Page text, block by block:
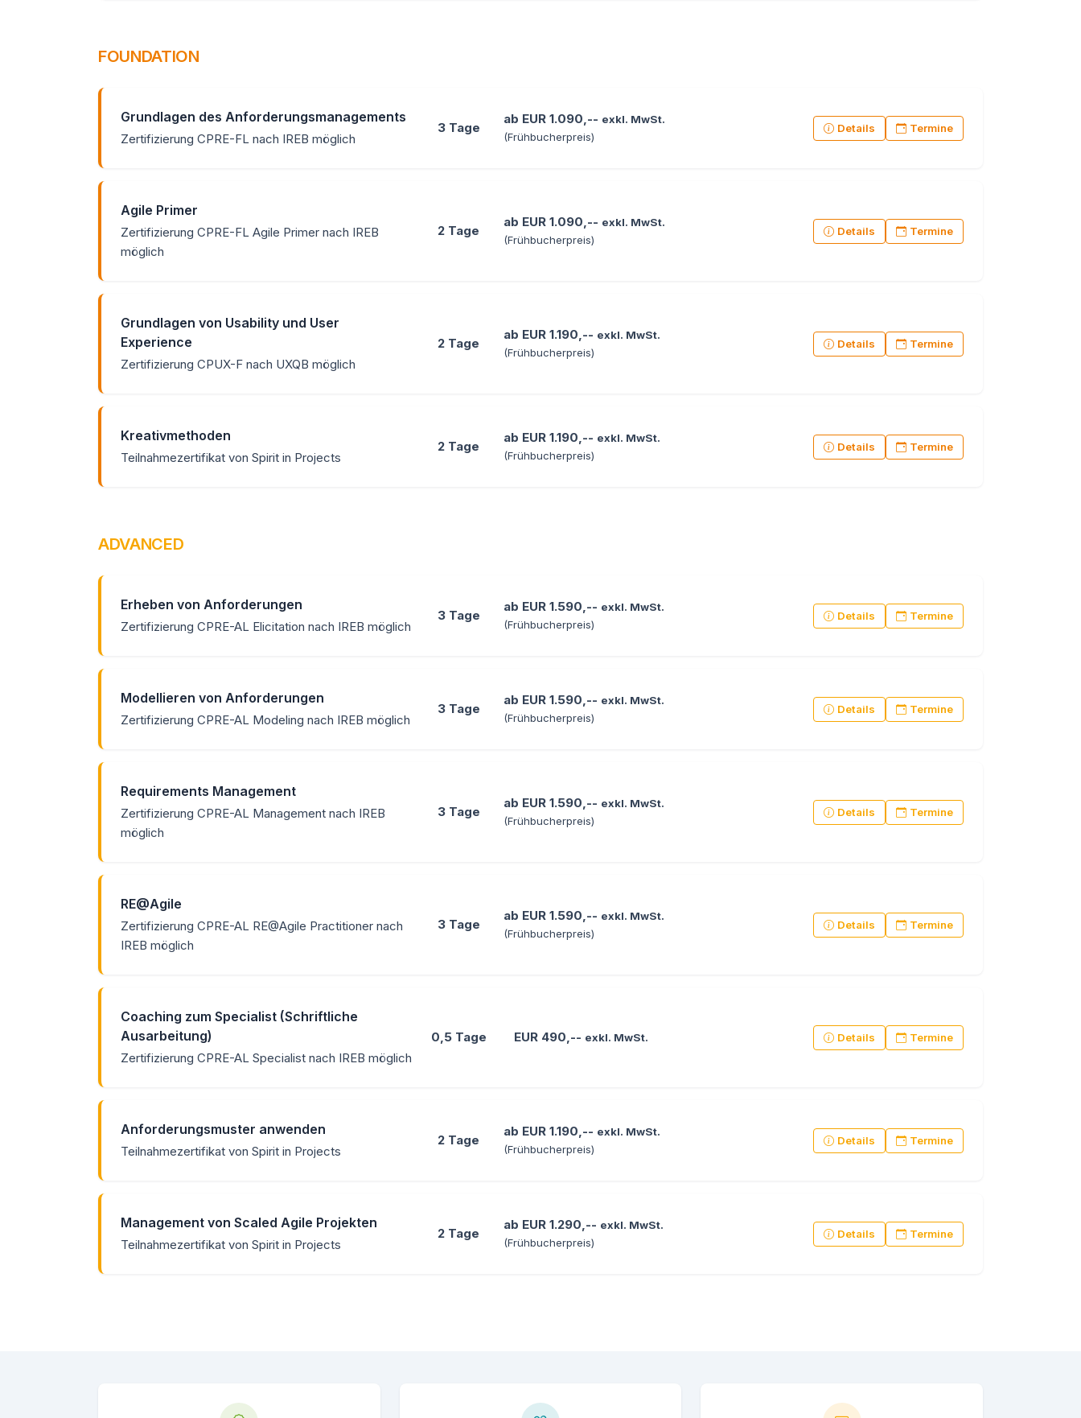
FOUNDATION
Grundlagen des Anforderungsmanagements
Zertifizierung CPRE-FL nach IREB möglich
3 Tage
ab EUR 1.090,-- exkl. MwSt.
(Frühbucherpreis)
Details Termine
Agile Primer
Zertifizierung CPRE-FL Agile Primer nach IREB
möglich
2 Tage
ab EUR 1.090,-- exkl. MwSt.
(Frühbucherpreis)
Details Termine
Grundlagen von Usability und User
Experience
Zertifizierung CPUX-F nach UXQB möglich
2 Tage
ab EUR 1.190,-- exkl. MwSt.
(Frühbucherpreis)
Details Termine
Kreativmethoden
Teilnahmezertifikat von Spirit in Projects
2 Tage
ab EUR 1.190,-- exkl. MwSt.
(Frühbucherpreis)
Details Termine
ADVANCED
Erheben von Anforderungen
Zertifizierung CPRE-AL Elicitation nach IREB möglich
3 Tage
ab EUR 1.590,-- exkl. MwSt.
(Frühbucherpreis)
Details Termine
Modellieren von Anforderungen
Zertifizierung CPRE-AL Modeling nach IREB möglich
3 Tage
ab EUR 1.590,-- exkl. MwSt.
(Frühbucherpreis)
Details Termine
Requirements Management
Zertifizierung CPRE-AL Management nach IREB
möglich
3 Tage
ab EUR 1.590,-- exkl. MwSt.
(Frühbucherpreis)
Details Termine
RE@Agile
Zertifizierung CPRE-AL RE@Agile Practitioner nach
IREB möglich
3 Tage
ab EUR 1.590,-- exkl. MwSt.
(Frühbucherpreis)
Details Termine
Coaching zum Specialist (Schriftliche
Ausarbeitung)
Zertifizierung CPRE-AL Specialist nach IREB möglich
0,5 Tage EUR 490,-- exkl. MwSt. Details Termine
Anforderungsmuster anwenden
Teilnahmezertifikat von Spirit in Projects
2 Tage
ab EUR 1.190,-- exkl. MwSt.
(Frühbucherpreis)
Details Termine
Management von Scaled Agile Projekten
Teilnahmezertifikat von Spirit in Projects
2 Tage
ab EUR 1.290,-- exkl. MwSt.
(Frühbucherpreis)
Details Termine